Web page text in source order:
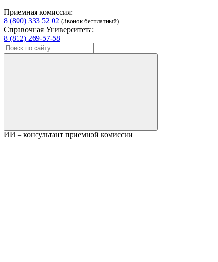
Приемная комиссия:
8 (800) 333 52 02 (Звонок бесплатный)
Справочная Университета:
8 (812) 269-57-58
ИИ – консультант приемной комиссии